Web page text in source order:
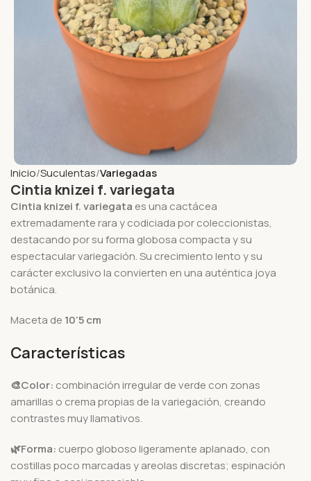
Inicio Suculentas Variegadas
Cintia knizei f. variegata
Cintia knizei f. variegata es una cactácea
extremadamente rara y codiciada por coleccionistas,
destacando por su forma globosa compacta y su
espectacular variegación. Su crecimiento lento y su
carácter exclusivo la convierten en una auténtica joya
botánica.
Maceta de 10’5cm
Características
🎨Color: combinación irregular de verde con zonas
amarillas o crema propias de la variegación, creando
contrastes muy llamativos.
🌿Forma: cuerpo globoso ligeramente aplanado, con
costillas poco marcadas y areolas discretas; espinación